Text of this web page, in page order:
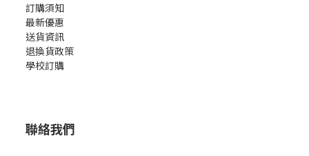
訂購須知
最新優惠
送貨資訊
退換貨政策
學校訂購
聯絡我們